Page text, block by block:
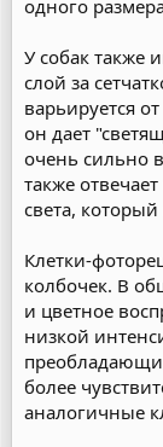
одного
У собак также
слой за
варьируется
он дает
очень сильно
также
света,
Клетки-
колбочек. В
и цветное
низкой
более
аналогичные